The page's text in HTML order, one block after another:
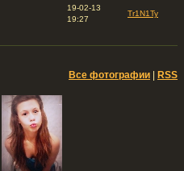
19-02-13
19:27
Tr1N1Ty
Все фотографии RSS